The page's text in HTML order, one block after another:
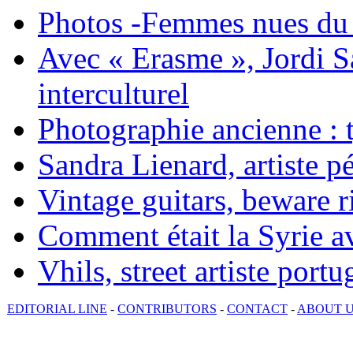
Photos -Femmes nues
Avec « Erasme », Jordi
interculturel
Photographie ancienne :
Sandra Lienard, artiste
Vintage guitars, beware
Comment était la Syrie
Vhils, street artiste
EDITORIAL LINE - CONTRIBUTORS - CONTACT - ABOUT